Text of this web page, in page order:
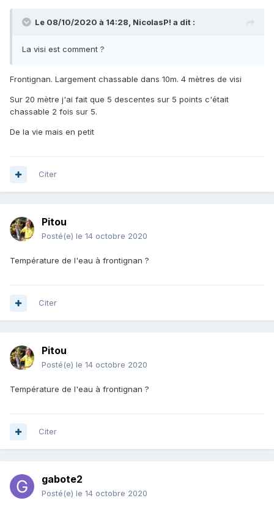
Le 08/10/2020 à 14:28, NicolasP! a dit :
La visi est comment ?
Frontignan. Largement chassable dans 10m. 4 mètres de visi
Sur 20 mètre j'ai fait que 5 descentes sur 5 points c'était
chassable 2 fois sur 5.
De la vie mais en petit
Citer
Pitou
Posté(e) le 14 octobre 2020
Température de l'eau à frontignan ?
Citer
Pitou
Posté(e) le 14 octobre 2020
Température de l'eau à frontignan ?
Citer
gabote2
Posté(e) le 14 octobre 2020